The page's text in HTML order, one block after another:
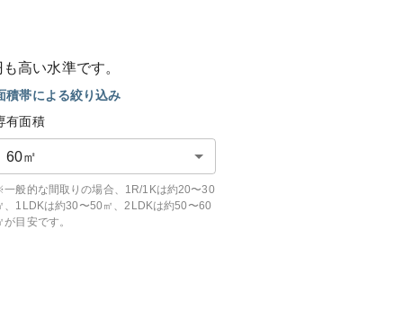
も高い水準です。
積帯による絞り込み
有面積
60㎡
般的な間取りの場合、1R/1Kは約20〜30
、1LDKは約30〜50㎡、2LDKは約50〜60
が目安です。